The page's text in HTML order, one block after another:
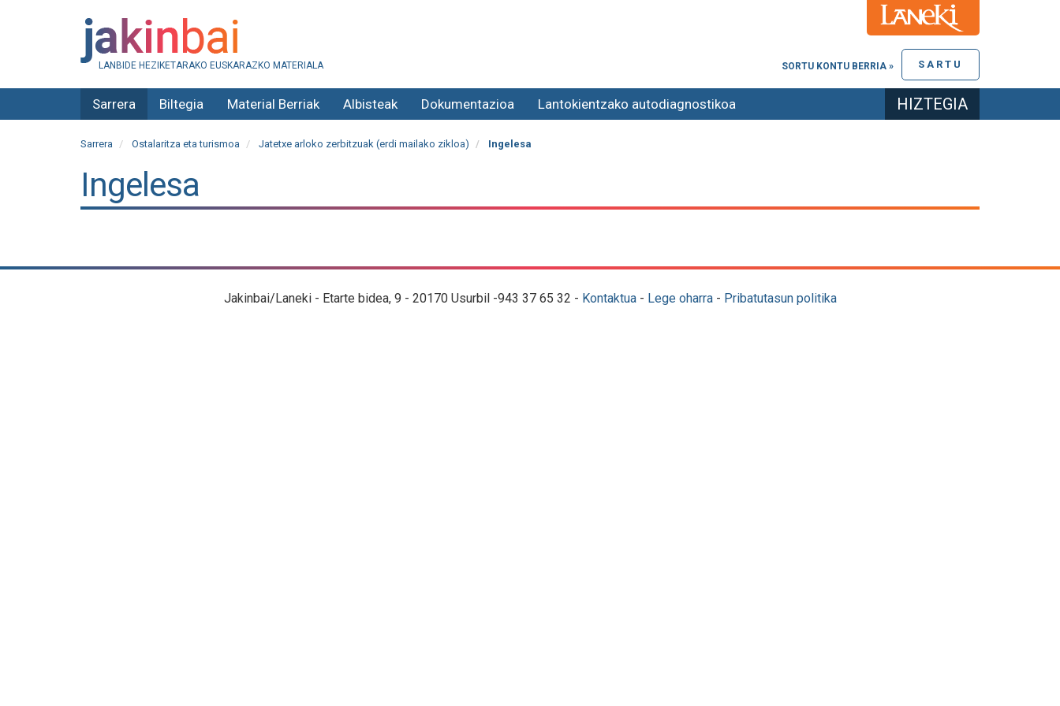
LANBIDE HEZIKETARAKO EUSKARAZKO MATERIALA SARTU
SORTU KONTU BERRIA »
Sarrera Biltegia Material Berriak Albisteak Dokumentazioa Lantokientzako autodiagnostikoa HIZTEGIA
Sarrera Ostalaritza eta turismoa Jatetxe arloko zerbitzuak (erdi mailako zikloa) Ingelesa
Ingelesa
Jakinbai/Laneki - Etarte bidea, 9 - 20170 Usurbil -943 37 65 32 - Kontaktua- Lege oharra- Pribatutasun politika